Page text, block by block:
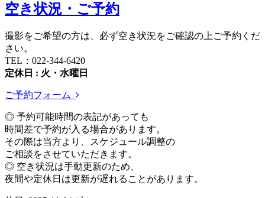
空き状況・ご予約
撮影をご希望の方は、必ず空き状況をご確認の上ご予約くだ
さい。
TEL：022-344-6420
定休日 : 火・水曜日
ご予約フォーム
◎ 予約可能時間の表記があっても
時間差で予約が入る場合があります。
その際は当方より、スケジュール調整の
ご相談をさせていただきます。
◎ 空き状況は手動更新のため、
夜間や定休日は更新が遅れることがあります。